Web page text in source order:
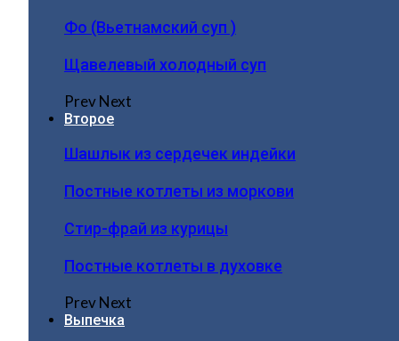
Фо (Вьетнамский суп )
Щавелевый холодный суп
PrevNext
Второе
Шашлык из сердечек индейки
Постные котлеты из моркови
Стир-фрай из курицы
Постные котлеты в духовке
PrevNext
Выпечка